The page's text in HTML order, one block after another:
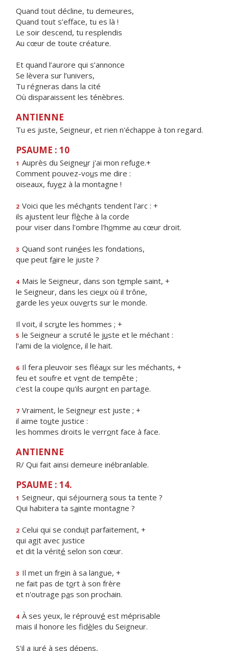
Quand tout décline, tu demeures,
Quand tout s’efface, tu es là !
Le soir descend, tu resplendis
Au cœur de toute créature.
Et quand l’aurore qui s’annonce
Se lèvera sur l’univers,
Tu régneras dans la cité
Où disparaissent les ténèbres.
ANTIENNE
Tu es juste, Seigneur, et rien n'échappe à ton regard.
PSAUME : 10
1 Auprès du Seigneur j'ai mon refuge.+
Comment pouvez-vous me dire :
oiseaux, fuyez à la montagne !
2 Voici que les méchants tendent l'arc : +
ils ajustent leur flèche à la corde
pour viser dans l'ombre l'homme au cœur droit.
3 Quand sont ruinées les fondations,
que peut faire le juste ?
4 Mais le Seigneur, dans son temple saint, +
le Seigneur, dans les cieux où il trône,
garde les yeux ouverts sur le monde.
Il voit, il scrute les hommes ; +
5 le Seigneur a scruté le juste et le méchant :
l'ami de la violence, il le hait.
6 Il fera pleuvoir ses fléaux sur les méchants, +
feu et soufre et vent de tempête ;
c'est la coupe qu'ils auront en partage.
7 Vraiment, le Seigneur est juste ; +
il aime toute justice :
les hommes droits le verront face à face.
ANTIENNE
R/ Qui fait ainsi demeure inébranlable.
PSAUME : 14.
1 Seigneur, qui séjournera sous ta tente ?
Qui habitera ta sainte montagne ?
2 Celui qui se conduit parfaitement, +
qui agit avec justice
et dit la vérité selon son cœur.
3 Il met un frein à sa langue, +
ne fait pas de tort à son frère
et n'outrage pas son prochain.
4 À ses yeux, le réprouvé est méprisable
mais il honore les fidèles du Seigneur.
S'il a juré à ses dépens,